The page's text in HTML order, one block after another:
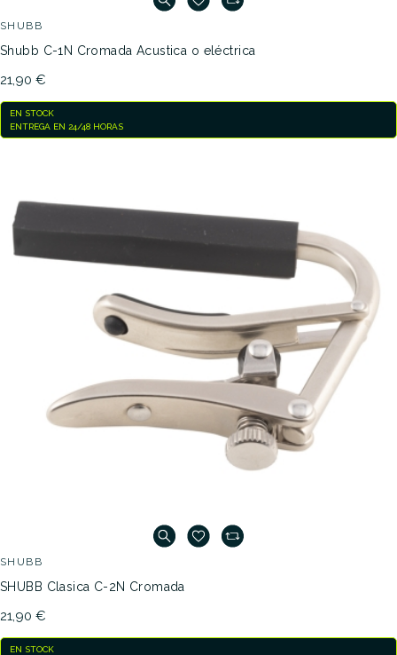
SHUBB
Shubb C-1N Cromada Acustica o eléctrica
21,90 €
EN STOCK
ENTREGA EN 24/48 HORAS
SHUBB
SHUBB Clasica C-2N Cromada
21,90 €
EN STOCK